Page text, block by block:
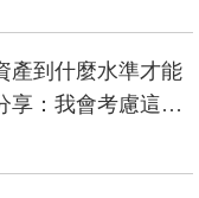
產到什麼水準才能
享：我會考慮這2